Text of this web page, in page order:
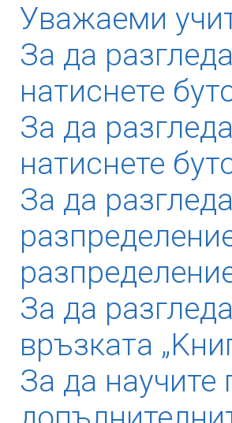
Уважаеми
За да
натиснете
За да
натиснете
За да
За да
връзката
За да научите